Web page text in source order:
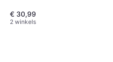
€ 30,99
2 winkels